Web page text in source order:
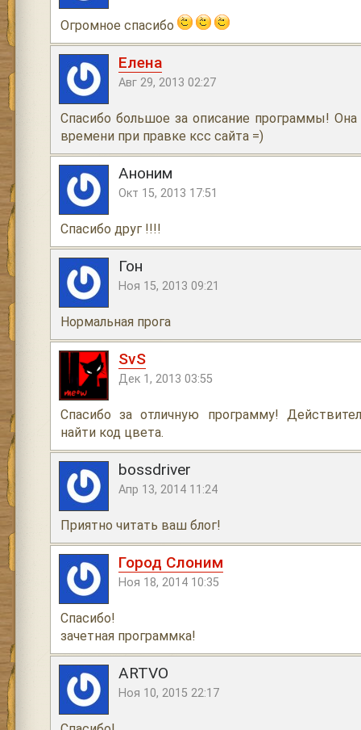
Огромное спасибо
Елена
Авг 29, 2013 02:27
Спасибо большое за описание программы!
времени при правке ксс сайта =)
Аноним
Окт 15, 2013 17:51
Спасибо друг !!!!
Гон
Ноя 15, 2013 09:21
Нормальная прога
SvS
Дек 1, 2013 03:55
Спасибо за отличную программу!
найти код цвета.
bossdriver
Апр 13, 2014 11:24
Приятно читать ваш блог!
Город Слоним
Ноя 18, 2014 10:35
Спасибо!
зачетная программка!
ARTVO
Ноя 10, 2015 22:17